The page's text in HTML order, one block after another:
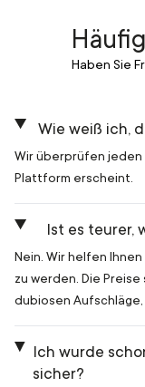
Haben Sie
Wie weiß ich,
Wir überprüfen
Plattform erscheint.
Ist es teurer,
Nein. Wir helfen
zu werden. Die Preise
dubiosen Aufschläge,
Ich wurde
sicher?